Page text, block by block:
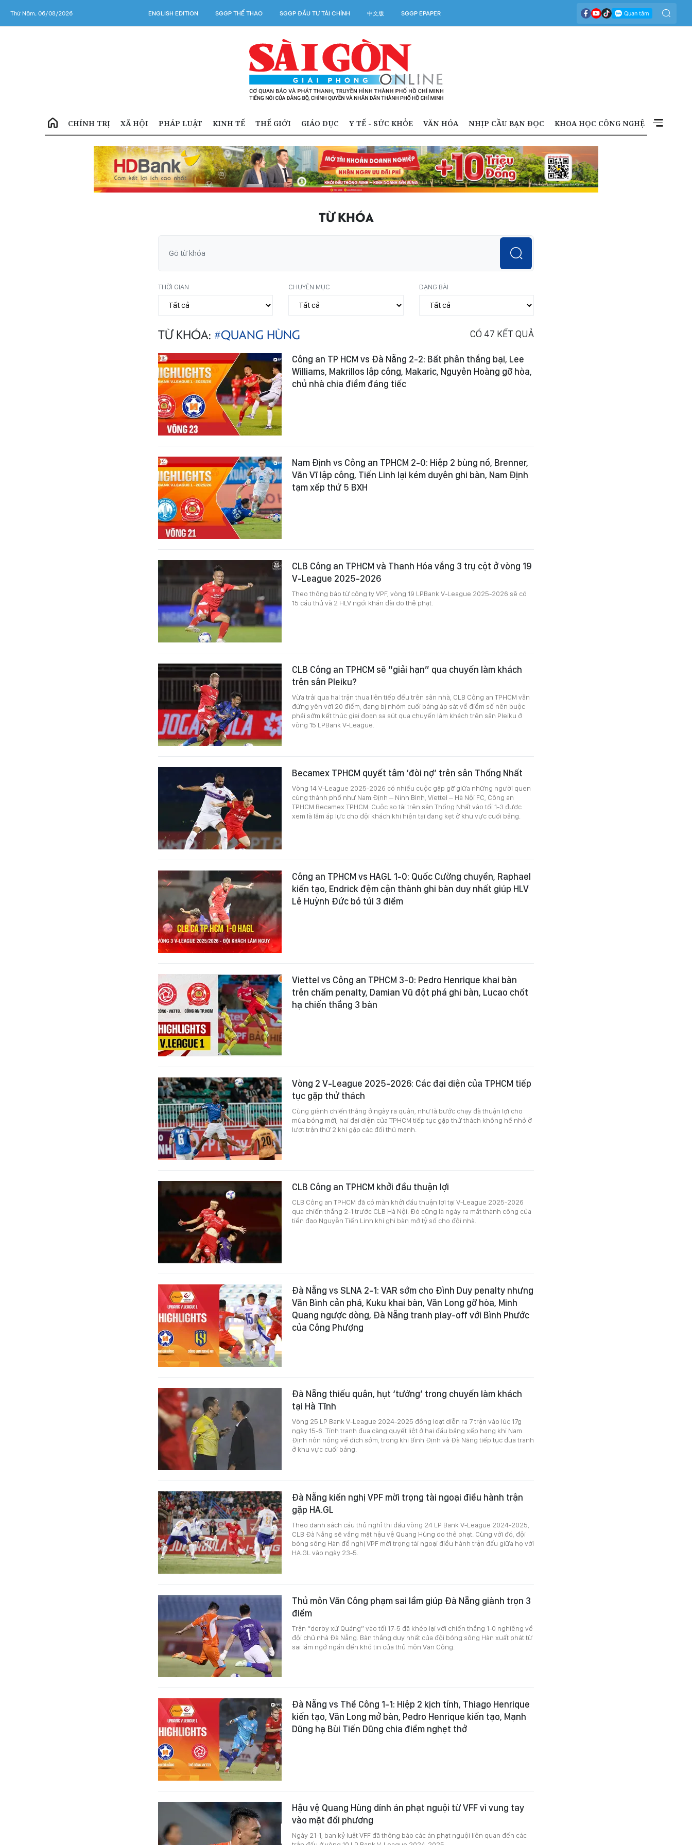
Thứ Năm, 06/08/2026 ENGLISH EDITION SGGP THỂ THAO SGGP ĐẦU TƯ TÀI CHÍNH 中文版 SGGP EPAPER
CHÍNH TRỊ XÃ HỘI PHÁP LUẬT KINH TẾ THẾ GIỚI GIÁO DỤC Y TẾ - SỨC KHỎE VĂN HÓA NHỊP CẦU BẠN ĐỌC KHOA HỌC CÔNG NGHỆ
TỪ KHÓA
THỜI GIAN CHUYÊN MỤC DẠNG BÀI
TỪ KHÓA: #QUANG HÙNG CÓ 47 KẾT QUẢ
Công an TP HCM vs Đà Nẵng 2-2: Bất phân thắng bại, Lee
Williams, Makrillos lập công, Makaric, Nguyên Hoàng gỡ hòa,
chủ nhà chia điểm đáng tiếc
Nam Định vs Công an TPHCM 2-0: Hiệp 2 bùng nổ, Brenner,
Văn Vĩ lập công, Tiến Linh lại kém duyên ghi bàn, Nam Định
tạm xếp thứ 5 BXH
CLB Công an TPHCM và Thanh Hóa vắng 3 trụ cột ở vòng 19
V-League 2025-2026
Theo thông báo từ công ty VPF, vòng 19 LPBank V-League 2025-2026 sẽ có
15 cầu thủ và 2 HLV ngồi khán đài do thẻ phạt.
CLB Công an TPHCM sẽ “giải hạn” qua chuyến làm khách
trên sân Pleiku?
Vừa trải qua hai trận thua liên tiếp đều trên sân nhà, CLB Công an TPHCM vẫn
đứng yên với 20 điểm, đang bị nhóm cuối bảng áp sát về điểm số nên buộc
phải sớm kết thúc giai đoạn sa sút qua chuyến làm khách trên sân Pleiku ở
vòng 15 LPBank V-League.
Becamex TPHCM quyết tâm ‘đòi nợ’ trên sân Thống Nhất
Vòng 14 V-League 2025-2026 có nhiều cuộc gặp gỡ giữa những người quen
cùng thành phố như Nam Định – Ninh Bình, Viettel – Hà Nội FC, Công an
TPHCM Becamex TPHCM. Cuộc so tài trên sân Thống Nhất vào tối 1-3 được
xem là lắm áp lực cho đội khách khi hiện tại đang kẹt ở khu vực cuối bảng.
Công an TPHCM vs HAGL 1-0: Quốc Cường chuyền, Raphael
kiến tạo, Endrick đệm cận thành ghi bàn duy nhất giúp HLV
Lê Huỳnh Đức bỏ túi 3 điểm
Viettel vs Công an TPHCM 3-0: Pedro Henrique khai bàn
trên chấm penalty, Damian Vũ đột phá ghi bàn, Lucao chốt
hạ chiến thắng 3 bàn
Vòng 2 V-League 2025-2026: Các đại diện của TPHCM tiếp
tục gặp thử thách
Cùng giành chiến thắng ở ngày ra quân, như là bước chạy đà thuận lợi cho
mùa bóng mới, hai đại diện của TPHCM tiếp tục gặp thử thách không hề nhỏ ở
lượt trận thứ 2 khi gặp các đối thủ mạnh.
CLB Công an TPHCM khởi đầu thuận lợi
CLB Công an TPHCM đã có màn khởi đầu thuận lợi tại V-League 2025-2026
qua chiến thắng 2-1 trước CLB Hà Nội. Đó cũng là ngày ra mắt thành công của
tiền đạo Nguyễn Tiến Linh khi ghi bàn mở tỷ số cho đội nhà.
Đà Nẵng vs SLNA 2-1: VAR sớm cho Đình Duy penalty nhưng
Văn Bình cản phá, Kuku khai bàn, Văn Long gỡ hòa, Minh
Quang ngược dòng, Đà Nẵng tranh play-off với Bình Phước
của Công Phượng
Đà Nẵng thiếu quân, hụt ‘tướng’ trong chuyến làm khách
tại Hà Tĩnh
Vòng 25 LP Bank V-League 2024-2025 đồng loạt diễn ra 7 trận vào lúc 17g
ngày 15-6. Tính tranh đua càng quyết liệt ở hai đầu bảng xếp hạng khi Nam
Định nôn nóng về đích sớm, trong khi Bình Định và Đà Nẵng tiếp tục đua tranh
ở khu vực cuối bảng.
Đà Nẵng kiến nghị VPF mời trọng tài ngoại điều hành trận
gặp HA.GL
Theo danh sách cầu thủ nghỉ thi đấu vòng 24 LP Bank V-League 2024-2025,
CLB Đà Nẵng sẽ vắng mặt hậu vệ Quang Hùng do thẻ phạt. Cùng với đó, đội
bóng sông Hàn đề nghị VPF mời trọng tài ngoại điều hành trận đấu giữa họ với
HA.GL vào ngày 23-5.
Thủ môn Văn Công phạm sai lầm giúp Đà Nẵng giành trọn 3
điểm
Trận “derby xứ Quảng” vào tối 17-5 đã khép lại với chiến thắng 1-0 nghiêng về
đội chủ nhà Đà Nẵng. Bàn thắng duy nhất của đội bóng sông Hàn xuất phát từ
sai lầm ngớ ngẩn đến khó tin của thủ môn Văn Công.
Đà Nẵng vs Thể Công 1-1: Hiệp 2 kịch tính, Thiago Henrique
kiến tạo, Văn Long mở bàn, Pedro Henrique kiến tạo, Mạnh
Dũng hạ Bùi Tiến Dũng chia điểm nghẹt thở
Hậu vệ Quang Hùng dính án phạt nguội từ VFF vì vung tay
vào mặt đối phương
Ngày 21-1, ban kỷ luật VFF đã thông báo các án phạt nguội liên quan đến các